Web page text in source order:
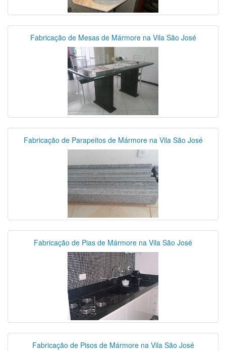
Fabricação de Mesas de Mármore na Vila São José
Fabricação de Parapeitos de Mármore na Vila São José
Fabricação de Pias de Mármore na Vila São José
Fabricação de Pisos de Mármore na Vila São José